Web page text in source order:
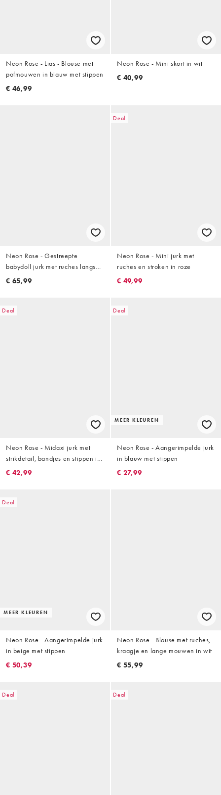
Neon Rose - Lias - Blouse met
pofmouwen in blauw met stippen
€ 46,99
Neon Rose - Mini skort in wit
€ 40,99
Neon Rose - Gestreepte
babydoll jurk met ruches langs
de randen en lange mouwen in
€ 65,99
Deal
Neon Rose - Mini jurk met
ruches en stroken in roze
€ 49,99
Deal
Neon Rose - Midaxi jurk met
strikdetail, bandjes en stippen in
bruin
€ 42,99
Deal
MEER KLEUREN
Neon Rose - Aangerimpelde jurk
in blauw met stippen
€ 27,99
Deal
MEER KLEUREN
Neon Rose - Aangerimpelde jurk
in beige met stippen
€ 50,39
Neon Rose - Blouse met ruches,
kraagje en lange mouwen in wit
€ 55,99
Deal Deal